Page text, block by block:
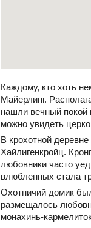
Каждому, кто хоть
Майерлинг.
нашли вечный покой
можно увидеть
В крохотной
Хайлигенкройц.
любовники часто
влюбленных стала
Охотничий домик
размещалось
монахинь-